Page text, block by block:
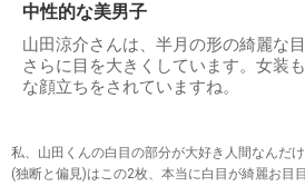
中性的な美男子
山田涼介さんは、半月の形の綺麗な
さらに目を大きくしています。女装
な顔立ちをされていますね。
私、山田くんの白目の部分が大好き人間なんだ
(独断と偏見)はこの2枚、本当に白目が綺麗お目